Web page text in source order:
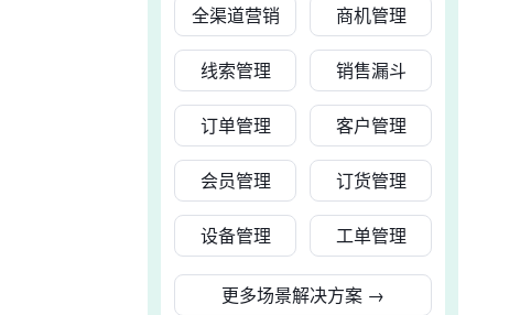
全渠道营销 商机管理
线索管理 销售漏斗
订单管理 客户管理
会员管理 订货管理
设备管理 工单管理
更多场景解决方案 →